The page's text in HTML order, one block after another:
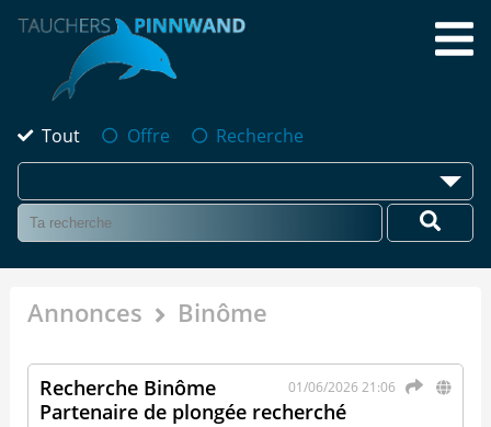
Tout Offre Recherche
Annonces Binôme
01/06/2026 21:06
Recherche Binôme
Partenaire de plongée recherché